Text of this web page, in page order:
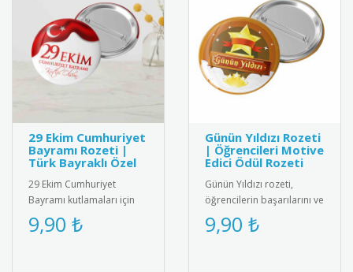
29 Ekim Cumhuriyet
Bayramı Rozeti |
Türk Bayraklı Özel
29 Ekim Cumhuriyet
Bayramı kutlamaları için
özel tasarım Türk bayraklı
metal rozet. Yüksek kaliteli
9,90 ₺
Günün Yıldızı Rozeti
| Öğrencileri Motive
Edici Ödül Rozeti
Günün Yıldızı rozeti,
öğrencilerin başarılarını ve
olumlu davranışlarını
teşvik etmek amacıyla
9,90 ₺